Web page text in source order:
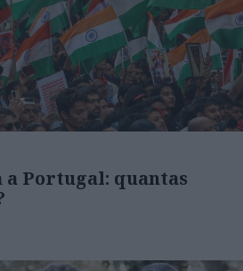
a Portugal: quantas